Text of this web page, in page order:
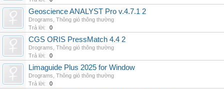
Geoscience ANALYST Pro v.4.7.1 2
Drograms Thông gió thông thường
Trả lời:
0
CGS ORIS PressMatch 4.4 2
Drograms Thông gió thông thường
Trả lời:
0
Limaguide Plus 2025 for Window
Drograms Thông gió thông thường
Trả lời:
0